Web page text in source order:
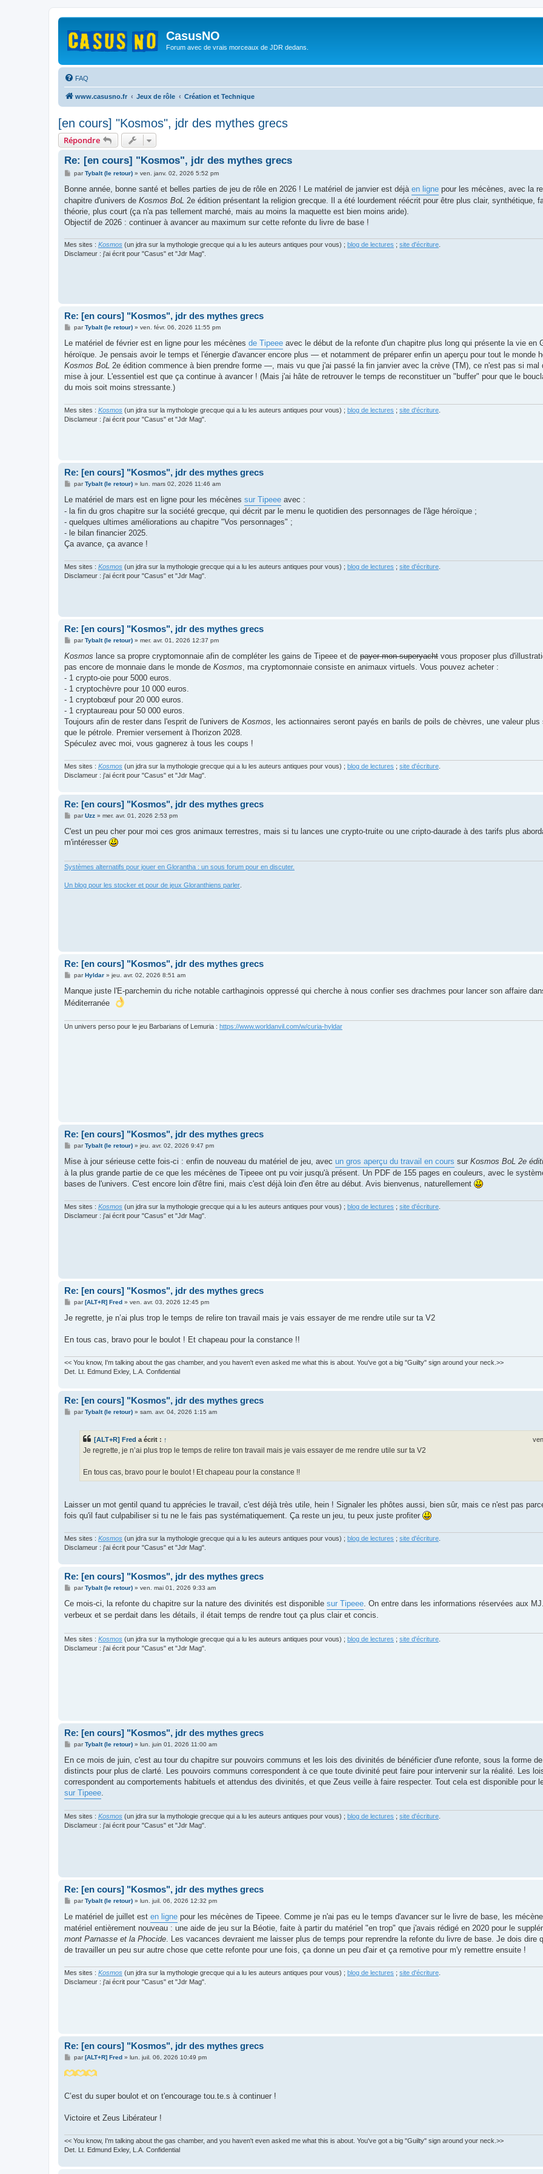
CasusNO
Forum avec de vrais morceaux de JDR dedans.
FAQ
www.casusno.fr Jeux de rôle Création et Technique
[en cours] "Kosmos", jdr des mythes grecs
Répondre
Re: [en cours] "Kosmos", jdr des mythes grecs
M
s
a
g
e
parTybalt (le retour)» ven. janv. 02, 2026 5:52 pm
Bonne année, bonne santé et belles parties de jeu de rôle en 2026 ! Le matériel de janvier est déjà en ligne pour les mécènes, avec la
chapitre d'univers de Kosmos BoL 2e édition présentant la religion grecque. Il a été lourdement réécrit pour être plus clair, synthétique,
théorie, plus court (ça n'a pas tellement marché, mais au moins la maquette est bien moins aride).
Objectif de 2026 : continuer à avancer au maximum sur cette refonte du livre de base !
Mes sites : Kosmos (un jdra sur la mythologie grecque qui a lu les auteurs antiques pour vous) ; blog de lectures ; site d'écriture
Disclameur : j'ai écrit pour "Casus" et "Jdr Mag".
Re: [en cours] "Kosmos", jdr des mythes grecs
M
s
a
g
e
parTybalt (le retour)» ven. févr. 06, 2026 11:55 pm
Le matériel de février est en ligne pour les mécènes de Tipeee avec le début de la refonte d'un chapitre plus long qui présente la vie en
héroïque. Je pensais avoir le temps et l'énergie d'avancer encore plus — et notamment de préparer enfin un aperçu pour tout le monde
Kosmos BoL 2e édition commence à bien prendre forme —, mais vu que j'ai passé la fin janvier avec la crève (TM), ce n'est pas si mal
mise à jour. L'essentiel est que ça continue à avancer ! (Mais j'ai hâte de retrouver le temps de reconstituer un "buffer" pour que le
du mois soit moins stressante.)
Mes sites : Kosmos (un jdra sur la mythologie grecque qui a lu les auteurs antiques pour vous) ; blog de lectures ; site d'écriture
Disclameur : j'ai écrit pour "Casus" et "Jdr Mag".
Re: [en cours] "Kosmos", jdr des mythes grecs
M
s
a
g
e
parTybalt (le retour)» lun. mars 02, 2026 11:46 am
Le matériel de mars est en ligne pour les mécènes sur Tipeee avec :
- la fin du gros chapitre sur la société grecque, qui décrit par le menu le quotidien des personnages de l'âge héroïque ;
- quelques ultimes améliorations au chapitre "Vos personnages" ;
- le bilan financier 2025.
Ça avance, ça avance !
Mes sites : Kosmos (un jdra sur la mythologie grecque qui a lu les auteurs antiques pour vous) ; blog de lectures ; site d'écriture
Disclameur : j'ai écrit pour "Casus" et "Jdr Mag".
Re: [en cours] "Kosmos", jdr des mythes grecs
M
s
a
g
parTybalt (le retour)» mer. avr. 01, 2026 12:37 pm
Kosmos lance sa propre cryptomonnaie afin de compléter les gains de Tipeee et de payer mon superyacht vous proposer plus
pas encore de monnaie dans le monde de Kosmos, ma cryptomonnaie consiste en animaux virtuels. Vous pouvez acheter :
- 1 crypto-oie pour 5000 euros.
- 1 cryptochèvre pour 10 000 euros.
- 1 cryptobœuf pour 20 000 euros.
- 1 cryptaureau pour 50 000 euros.
Toujours afin de rester dans l'esprit de l'univers de Kosmos, les actionnaires seront payés en barils de poils de chèvres, une valeur plus
que le pétrole. Premier versement à l'horizon 2028.
Spéculez avec moi, vous gagnerez à tous les coups !
Mes sites : Kosmos (un jdra sur la mythologie grecque qui a lu les auteurs antiques pour vous) ; blog de lectures ; site d'écriture
Disclameur : j'ai écrit pour "Casus" et "Jdr Mag".
Re: [en cours] "Kosmos", jdr des mythes grecs
M
s
a
parUzz» mer. avr. 01, 2026 2:53 pm
C'est un peu cher pour moi ces gros animaux terrestres, mais si tu lances une crypto-truite ou une cripto-daurade à des tarifs plus
m'intéresser
Systèmes alternatifs pour jouer en Glorantha : un sous forum pour en discuter.
Un blog pour les stocker et pour de jeux Gloranthiens parler
Re: [en cours] "Kosmos", jdr des mythes grecs
M
s
a
parHyldar» jeu. avr. 02, 2026 8:51 am
Manque juste l'E-parchemin du riche notable carthaginois oppressé qui cherche à nous confier ses drachmes pour lancer son affaire
Méditerranée
Un univers perso pour le jeu Barbarians of Lemuria : https://www.worldanvil.com/w/curia-hyldar
Re: [en cours] "Kosmos", jdr des mythes grecs
M
s
a
g
e
parTybalt (le retour)» jeu. avr. 02, 2026 9:47 pm
Mise à jour sérieuse cette fois-ci : enfin de nouveau du matériel de jeu, avec un gros aperçu du travail en cours sur Kosmos BoL 2e
à la plus grande partie de ce que les mécènes de Tipeee ont pu voir jusqu'à présent. Un PDF de 155 pages en couleurs, avec le
bases de l'univers. C'est encore loin d'être fini, mais c'est déjà loin d'en être au début. Avis bienvenus, naturellement
Mes sites : Kosmos (un jdra sur la mythologie grecque qui a lu les auteurs antiques pour vous) ; blog de lectures ; site d'écriture
Disclameur : j'ai écrit pour "Casus" et "Jdr Mag".
Re: [en cours] "Kosmos", jdr des mythes grecs
M
s
g
par[ALT+R] Fred» ven. avr. 03, 2026 12:45 pm
Je regrette, je n’ai plus trop le temps de relire ton travail mais je vais essayer de me rendre utile sur ta V2
En tous cas, bravo pour le boulot ! Et chapeau pour la constance !!
<< You know, I'm talking about the gas chamber, and you haven't even asked me what this is about. You've got a big "Guilty" sign around your neck.>>
Det. Lt. Edmund Exley, L.A. Confidential
Re: [en cours] "Kosmos", jdr des mythes grecs
MparTybalt (le retour)» sam. avr. 04, 2026 1:15 am
[ALT+R] Fred a écrit : ↑
Je regrette, je n’ai plus trop le temps de relire ton travail mais je vais essayer de me rendre utile sur ta V2
En tous cas, bravo pour le boulot ! Et chapeau pour la constance !!
Laisser un mot gentil quand tu apprécies le travail, c'est déjà très utile, hein ! Signaler les phôtes aussi, bien sûr, mais ce n'est pas
fois qu'il faut culpabiliser si tu ne le fais pas systématiquement. Ça reste un jeu, tu peux juste profiter
Mes sites : Kosmos (un jdra sur la mythologie grecque qui a lu les auteurs antiques pour vous) ; blog de lectures ; site d'écriture
Disclameur : j'ai écrit pour "Casus" et "Jdr Mag".
Re: [en cours] "Kosmos", jdr des mythes grecs
M
s
a
parTybalt (le retour)» ven. mai 01, 2026 9:33 am
Ce mois-ci, la refonte du chapitre sur la nature des divinités est disponible sur Tipeee. On entre dans les informations réservées aux
verbeux et se perdait dans les détails, il était temps de rendre tout ça plus clair et concis.
Mes sites : Kosmos (un jdra sur la mythologie grecque qui a lu les auteurs antiques pour vous) ; blog de lectures ; site d'écriture
Disclameur : j'ai écrit pour "Casus" et "Jdr Mag".
Re: [en cours] "Kosmos", jdr des mythes grecs
M
s
a
g
parTybalt (le retour)» lun. juin 01, 2026 11:00 am
En ce mois de juin, c'est au tour du chapitre sur pouvoirs communs et les lois des divinités de bénéficier d'une refonte, sous la forme
distincts pour plus de clarté. Les pouvoirs communs correspondent à ce que toute divinité peut faire pour intervenir sur la réalité. Les
correspondent au comportements habituels et attendus des divinités, et que Zeus veille à faire respecter. Tout cela est disponible pour
sur Tipeee.
Mes sites : Kosmos (un jdra sur la mythologie grecque qui a lu les auteurs antiques pour vous) ; blog de lectures ; site d'écriture
Disclameur : j'ai écrit pour "Casus" et "Jdr Mag".
Re: [en cours] "Kosmos", jdr des mythes grecs
M
s
a
g
e
parTybalt (le retour)» lun. juil. 06, 2026 12:32 pm
Le matériel de juillet est en ligne pour les mécènes de Tipeee. Comme je n'ai pas eu le temps d'avancer sur le livre de base, les
matériel entièrement nouveau : une aide de jeu sur la Béotie, faite à partir du matériel "en trop" que j'avais rédigé en 2020 pour le
mont Parnasse et la Phocide. Les vacances devraient me laisser plus de temps pour reprendre la refonte du livre de base. Je dois dire
de travailler un peu sur autre chose que cette refonte pour une fois, ça donne un peu d'air et ça remotive pour m'y remettre ensuite !
Mes sites : Kosmos (un jdra sur la mythologie grecque qui a lu les auteurs antiques pour vous) ; blog de lectures ; site d'écriture
Disclameur : j'ai écrit pour "Casus" et "Jdr Mag".
Re: [en cours] "Kosmos", jdr des mythes grecs
M
s
s
g
e
par[ALT+R] Fred» lun. juil. 06, 2026 10:49 pm
C’est du super boulot et on t'encourage tou.te.s à continuer !
Victoire et Zeus Libérateur !
<< You know, I'm talking about the gas chamber, and you haven't even asked me what this is about. You've got a big "Guilty" sign around your neck.>>
Det. Lt. Edmund Exley, L.A. Confidential